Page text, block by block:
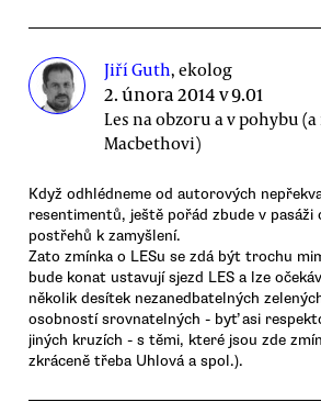
Jiří Guth, ekolog
2. února 2014 v 9.01
Les na obzoru a v pohybu
Macbethovi)
Když odhlédneme od autorových
resentimentů, ještě pořád zbude v pasáži
postřehů k zamyšlení.
Zato zmínka o LESu se zdá být trochu
bude konat ustavují sjezd LES a lze
několik desítek nezanedbatelných
osobností srovnatelných - byť asi
jiných kruzích - s těmi, které jsou zde
zkráceně třeba Uhlová a spol.).